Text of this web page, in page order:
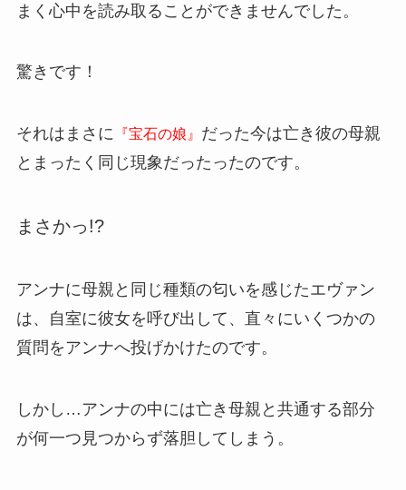
まく心中を読み取ることができませんでした。
驚きです！
それはまさに 『宝石の娘』 だった今は亡き彼の母親
とまったく同じ現象だったったのです。
まさかっ!?
アンナに母親と同じ種類の匂いを感じたエヴァン
は、自室に彼女を呼び出して、直々にいくつかの
質問をアンナへ投げかけたのです。
しかし…アンナの中には亡き母親と共通する部分
が何一つ見つからず落胆してしまう。